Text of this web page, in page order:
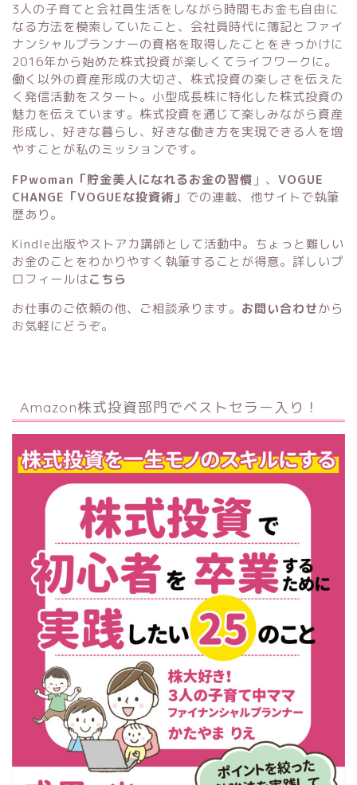
3人の子育てと会社員生活をしながら時間もお金も自由に
なる方法を模索していたこと、会社員時代に簿記とファイ
ナンシャルプランナーの資格を取得したことをきっかけに
2016年から始めた株式投資が楽しくてライフワークに。
働く以外の資産形成の大切さ、株式投資の楽しさを伝えた
く発信活動をスタート。小型成長株に特化した株式投資の
魅力を伝えています。株式投資を通じて楽しみながら資産
形成し、好きな暮らし、好きな働き方を実現できる人を増
やすことが私のミッションです。
FPwoman「貯金美人になれるお金の習慣 」 、 VOGUE
CHANGE「VOGUEな投資術」 での連載、他サイトで執筆
歴あり。
Kindle出版やストアカ講師として活動中。ちょっと難しい
お金のことをわかりやすく執筆することが得意。詳しいプ
ロフィールはこちら
お仕事のご依頼の他、ご相談承ります。 お問い合わせから
お気軽にどうぞ。
Amazon株式投資部門でベストセラー入り！